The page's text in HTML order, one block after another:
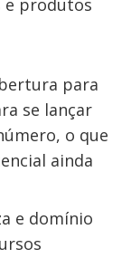
e produtos
para
se lançar
o que
ainda
e domínio